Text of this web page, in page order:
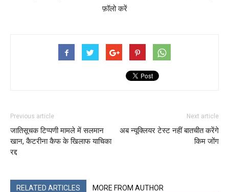
फ़ॉलो करें
Previous article
जातिसूचक टिप्‍पणी मामले में सलमान
खान, कैटरीना कैफ के खिलाफ याचिका
रद्द
Next article
अब न्यूक्लियर टेस्ट नहीं बातचीत करेंगे
किम जोंग
RELATED ARTICLES MORE FROM AUTHOR